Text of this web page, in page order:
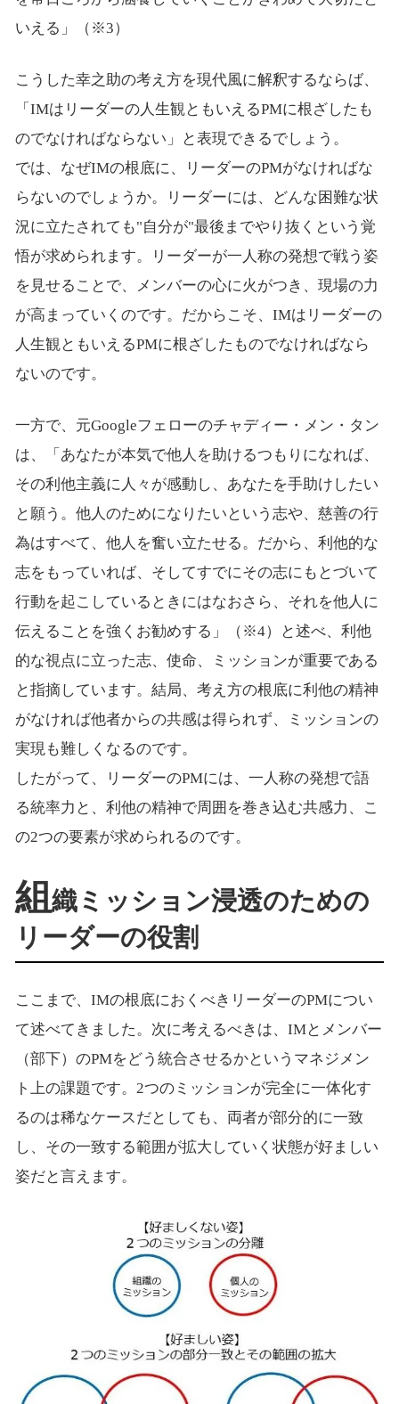
いえる」（※3）
こうした幸之助の考え方を現代風に解釈するならば、
「IMはリーダーの人生観ともいえるPMに根ざしたも
のでなければならない」と表現できるでしょう。
では、なぜIMの根底に、リーダーのPMがなければな
らないのでしょうか。リーダーには、どんな困難な状
況に立たされても"自分が"最後までやり抜くという覚
悟が求められます。リーダーが一人称の発想で戦う姿
を見せることで、メンバーの心に火がつき、現場の力
が高まっていくのです。だからこそ、IMはリーダーの
人生観ともいえるPMに根ざしたものでなければなら
ないのです。
一方で、元Googleフェローのチャディー・メン・タン
は、「あなたが本気で他人を助けるつもりになれば、
その利他主義に人々が感動し、あなたを手助けしたい
と願う。他人のためになりたいという志や、慈善の行
為はすべて、他人を奮い立たせる。だから、利他的な
志をもっていれば、そしてすでにその志にもとづいて
行動を起こしているときにはなおさら、それを他人に
伝えることを強くお勧めする」（※4）と述べ、利他
的な視点に立った志、使命、ミッションが重要である
と指摘しています。結局、考え方の根底に利他の精神
がなければ他者からの共感は得られず、ミッションの
実現も難しくなるのです。
したがって、リーダーのPMには、一人称の発想で語
る統率力と、利他の精神で周囲を巻き込む共感力、こ
の2つの要素が求められるのです。
組 織ミッション浸透のための
リーダーの役割
ここまで、IMの根底におくべきリーダーのPMについ
て述べてきました。次に考えるべきは、IMとメンバー
（部下）のPMをどう統合させるかというマネジメン
ト上の課題です。2つのミッションが完全に一体化す
るのは稀なケースだとしても、両者が部分的に一致
し、その一致する範囲が拡大していく状態が好ましい
姿だと言えます。